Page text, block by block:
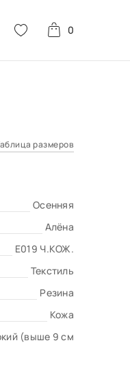
0
размеров
Осенняя
Алёна
E019 Ч.КОЖ.
Текстиль
Резина
Кожа
(выше 9 см